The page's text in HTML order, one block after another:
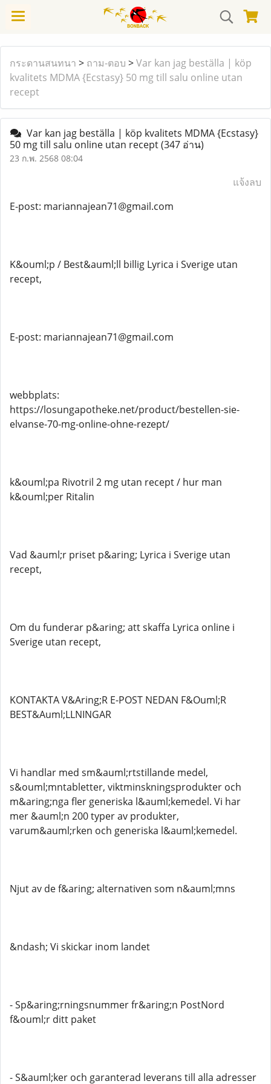
กระดานสนทนา > ถาม-ตอบ >Var kan jag beställa | köp
kvalitets MDMA {Ecstasy} 50 mg till salu online utan
recept
Var kan jag beställa | köp kvalitets MDMA {Ecstasy}
50 mg till salu online utan recept(347 อ่าน)
23 ก.พ. 2568 08:04
แจ้งลบ
E-post: mariannajean71@gmail.com
K&ouml;p / Best&auml;ll billig Lyrica i Sverige utan
recept,
E-post: mariannajean71@gmail.com
webbplats:
https://losungapotheke.net/product/bestellen-sie-
elvanse-70-mg-online-ohne-rezept/
k&ouml;pa Rivotril 2 mg utan recept / hur man
k&ouml;per Ritalin
Vad &auml;r priset p&aring; Lyrica i Sverige utan
recept,
Om du funderar p&aring; att skaffa Lyrica online i
Sverige utan recept,
KONTAKTA V&Aring;R E-POST NEDAN F&Ouml;R
BEST&Auml;LLNINGAR
Vi handlar med sm&auml;rtstillande medel,
s&ouml;mntabletter, viktminskningsprodukter och
m&aring;nga fler generiska l&auml;kemedel. Vi har
mer &auml;n 200 typer av produkter,
varum&auml;rken och generiska l&auml;kemedel.
Njut av de f&aring; alternativen som n&auml;mns
&ndash; Vi skickar inom landet
- Sp&aring;rningsnummer fr&aring;n PostNord
f&ouml;r ditt paket
- S&auml;ker och garanterad leverans till alla adresser